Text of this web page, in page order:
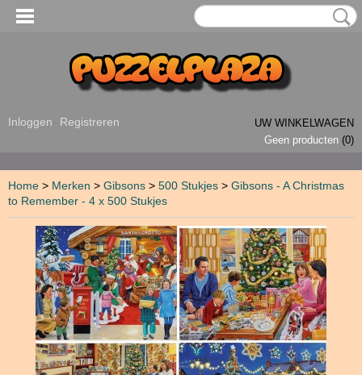
Inloggen Registreren
UW WINKELWAGEN
Geen producten (0)
Home > Merken > Gibsons > 500 Stukjes > Gibsons - A Christmas
to Remember - 4 x 500 Stukjes